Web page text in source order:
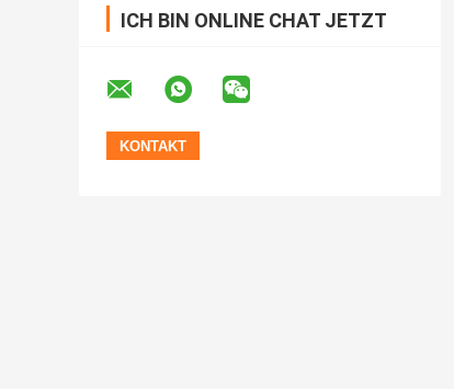
ICH BIN ONLINE CHAT JETZT